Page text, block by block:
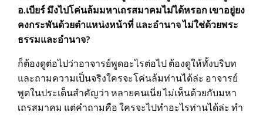
อ.เบียร์ มึงไปโค่นล้มมหาเถรสมาคมไม่ได้หรอก เขาอยู่ยง
คงกระพันด้วยตำแหน่งหน้าที่ และอำนาจ ไม่ใช่ด้วยพระ
ธรรมและอำนาจ?
ก็ต้องดูต่อไปว่าอาจารย์พูดอะไรต่อไป ต้องดูให้ทั้งบริบท
และถามความเป็นจริงใครจะโค่นล้มท่านได้ล่ะ อาจารย์
พูดในประเด็นสำคัญว่า หลายคนเนี่ย ไม่เห็นด้วยกับมหา
เถรสมาคม แต่คำถามคือ ใครจะไปทำอะไรท่านได้ล่ะ ทำ